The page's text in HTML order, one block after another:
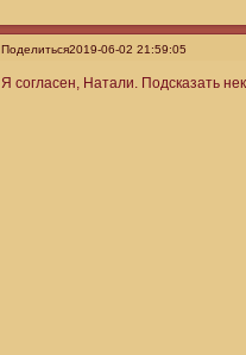
Поделиться2019-06-02 21:59:05
Я согласен, Натали. Подсказать